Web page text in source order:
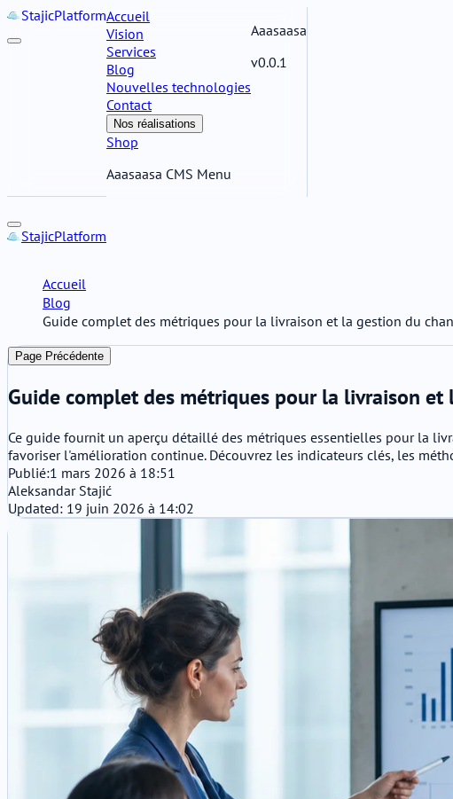
StajicPlatformAccueil
Vision
Services
Blog
Nouvelles technologies
Contact
Nos réalisations
Shop
Aaasaasa CMS Menu
Aaasaasa
v0.0.1
StajicPlatform
Accueil
Blog
Guide complet des métriques pour la livraison et la gestion du
Page Précédente
Guide complet des métriques pour la livraison
Ce guide fournit un aperçu détaillé des métriques essentielles pour la
favoriser l'amélioration continue. Découvrez les indicateurs clés, les
Publié:1 mars 2026 à 18:51
Aleksandar Stajić
Updated: 19 juin 2026 à 14:02